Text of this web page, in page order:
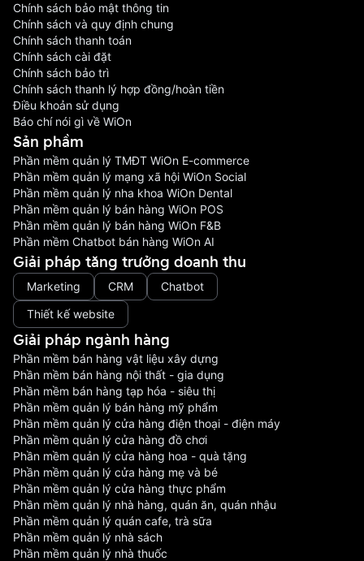
Chính sách bảo mật thông tin
Chính sách và quy định chung
Chính sách thanh toán
Chính sách cài đặt
Chính sách bảo trì
Chính sách thanh lý hợp đồng/hoàn tiền
Điều khoản sử dụng
Báo chí nói gì về WiOn
Sản phầm
Phần mềm quản lý TMĐT WiOn E-commerce
Phần mềm quản lý mạng xã hội WiOn Social
Phần mềm quản lý nha khoa WiOn Dental
Phần mềm quản lý bán hàng WiOn POS
Phần mềm quản lý bán hàng WiOn F&B
Phần mềm Chatbot bán hàng WiOn AI
Giải pháp tăng trưởng doanh thu
Marketing CRM
Chatbot
Thiết kế website
Giải pháp ngành hàng
Phần mềm bán hàng vật liệu xây dựng
Phần mềm bán hàng nội thất - gia dụng
Phần mềm bán hàng tạp hóa - siêu thị
Phần mềm quản lý bán hàng mỹ phẩm
Phần mềm quản lý cửa hàng điện thoại - điện máy
Phần mềm quản lý cửa hàng đồ chơi
Phần mềm quản lý cửa hàng hoa - quà tặng
Phần mềm quản lý cửa hàng mẹ và bé
Phần mềm quản lý cửa hàng thực phẩm
Phần mềm quản lý nhà hàng, quán ăn, quán nhậu
Phần mềm quản lý quán cafe, trà sữa
Phần mềm quản lý nhà sách
Phần mềm quản lý nhà thuốc